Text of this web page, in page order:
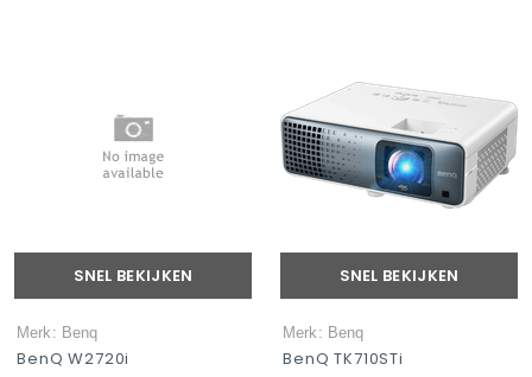
SNEL BEKIJKEN
Merk: Benq
BenQ W2720i
SNEL BEKIJKEN
Merk: Benq
BenQ TK710STi